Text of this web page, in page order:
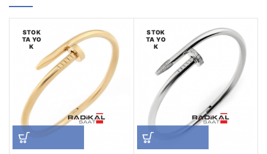
STOK
TA YO
K
STOK
TA YO
K